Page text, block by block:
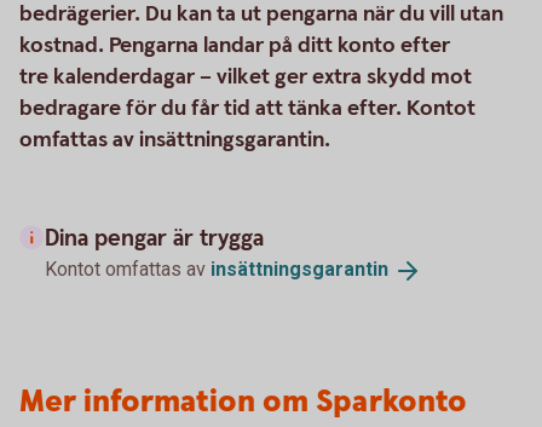
bedrägerier. Du kan ta ut pengarna när du vill utan
kostnad. Pengarna landar på ditt konto efter
tre kalenderdagar – vilket ger extra skydd mot
bedragare för du får tid att tänka efter. Kontot
omfattas av insättningsgarantin.
Dina pengar är trygga
Kontot omfattas av insättningsgarantin
Mer information om Sparkonto